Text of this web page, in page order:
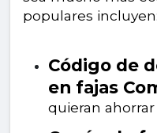
populares incluyen:
Código de
en fajas
quieran